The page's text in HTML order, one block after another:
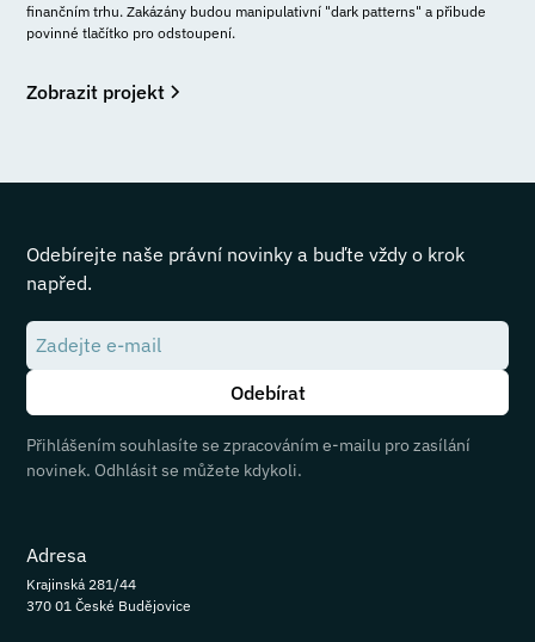
finančním trhu. Zakázány budou manipulativní "dark patterns" a přibude
povinné tlačítko pro odstoupení.
Zobrazit projekt
Odebírejte naše právní novinky a buďte vždy o krok
napřed.
Přihlášením souhlasíte se zpracováním e-mailu pro zasílání
novinek. Odhlásit se můžete kdykoli.
Adresa
Krajinská 281/44
370 01 České Budějovice